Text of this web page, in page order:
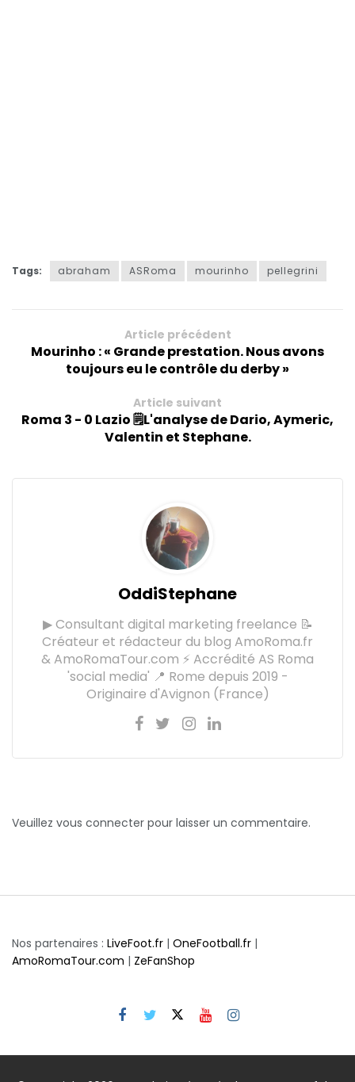
Tags: abraham ASRoma mourinho pellegrini
Article précédent
Mourinho : « Grande prestation. Nous avons
toujours eu le contrôle du derby »
Article suivant
Roma 3 - 0 Lazio 🗒️L'analyse de Dario, Aymeric,
Valentin et Stephane.
OddiStephane
▶ Consultant digital marketing freelance 📝
Créateur et rédacteur du blog AmoRoma.fr
& AmoRomaTour.com ⚡ Accrédité AS Roma
'social media' 📍 Rome depuis 2019 -
Originaire d'Avignon (France)
Veuillez vous connecter pour laisser un commentaire.
Nos partenaires : LiveFoot.fr | OneFootball.fr |
AmoRomaTour.com | ZeFanShop